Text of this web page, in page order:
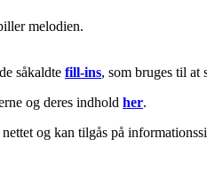
melodien.
såkaldte fill-ins, som bruges til at
og deres indhold her.
og kan tilgås på